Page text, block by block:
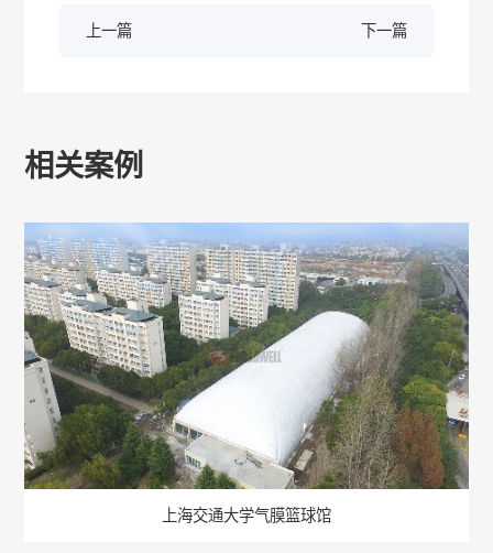
上一篇 下一篇
相关案例
上海交通大学气膜篮球馆